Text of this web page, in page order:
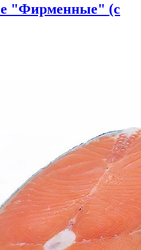
"Фирменные" (с